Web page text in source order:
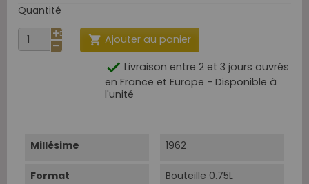
Quantité
 Ajouter au panier
 Livraison entre 2 et 3 jours ouvrés
en France et Europe - Disponible à
l'unité
Millésime 1962
Format Bouteille 0.75L